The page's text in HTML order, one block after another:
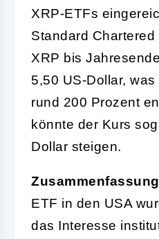
XRP-ETFs
Standard
XRP bis
5,50 US-Dollar,
rund 200 Prozent
könnte der Kurs
Dollar steigen.
ETF in den USA
das Interesse